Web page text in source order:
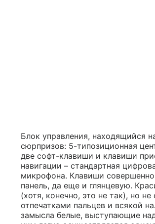
Блок управления, находящийся
сюрпризов: 5-типозиционная
две софт-клавиши и клавиши
навигации – стандартная
микрофона. Клавиши
панель, да еще и глянцевую.
(хотя, конечно, это не так), но
отпечатками пальцев и всякой
замысла белые, выступающие